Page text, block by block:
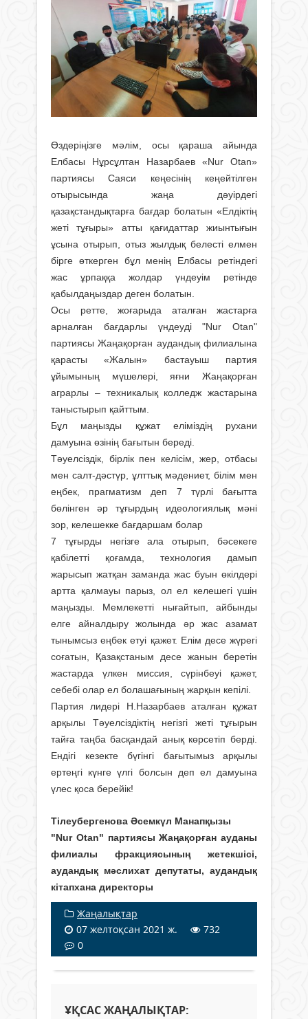
Өздеріңізге мәлім, осы қараша айында
Елбасы Нұрсұлтан Назарбаев «Nur Otan»
партиясы Саяси кеңесінің кеңейтілген
отырысында жаңа дәуірдегі
қазақстандықтарға бағдар болатын «Елдіктің
жеті тұғыры» атты қағидаттар жиынтығын
ұсына отырып, отыз жылдық белесті елмен
бірге өткерген бұл менің Елбасы ретіндегі
жас ұрпаққа жолдар үндеуім ретінде
қабылдаңыздар деген болатын.
Осы ретте, жоғарыда аталған жастарға
арналған бағдарлы үндеуді "Nur Otan"
партиясы Жаңақорған аудандық филиалына
қарасты «Жалын» бастауыш партия
ұйымының мүшелері, яғни Жаңақорған
аграрлы – техникалық колледж жастарына
таныстырып қайттым.
Бұл маңызды құжат еліміздің рухани
дамуына өзінің бағытын береді.
Тәуелсіздік, бірлік пен келісім, жер, отбасы
мен салт-дәстүр, ұлттық мәдениет, білім мен
еңбек, прагматизм деп 7 түрлі бағытта
бөлінген әр тұғырдың идеологиялық мәні
зор, келешекке бағдаршам болар
7 тұғырды негізге ала отырып, бәсекеге
қабілетті қоғамда, технология дамып
жарысып жатқан заманда жас буын өкілдері
артта қалмауы парыз, ол ел келешегі үшін
маңызды. Мемлекетті нығайтып, айбынды
елге айналдыру жолында әр жас азамат
тынымсыз еңбек етуі қажет. Елім десе жүрегі
соғатын, Қазақстаным десе жанын беретін
жастарда үлкен миссия, сүрінбеуі қажет,
себебі олар ел болашағының жарқын кепілі.
Партия лидері Н.Назарбаев аталған құжат
арқылы Тәуелсіздіктің негізгі жеті тұғырын
тайға таңба басқандай анық көрсетіп берді.
Ендігі кезекте бүгінгі бағытымыз арқылы
ертеңгі күнге үлгі болсын деп ел дамуына
үлес қоса берейік!
Тілеубергенова Әсемкүл Манапқызы
"Nur Otan" партиясы Жаңақорған ауданы
филиалы фракциясының жетекшісі,
аудандық мәслихат депутаты, аудандық
кітапхана директоры
Жаңалықтар
07 желтоқсан 2021 ж.
732
0
ҰҚСАС ЖАҢАЛЫҚТАР: